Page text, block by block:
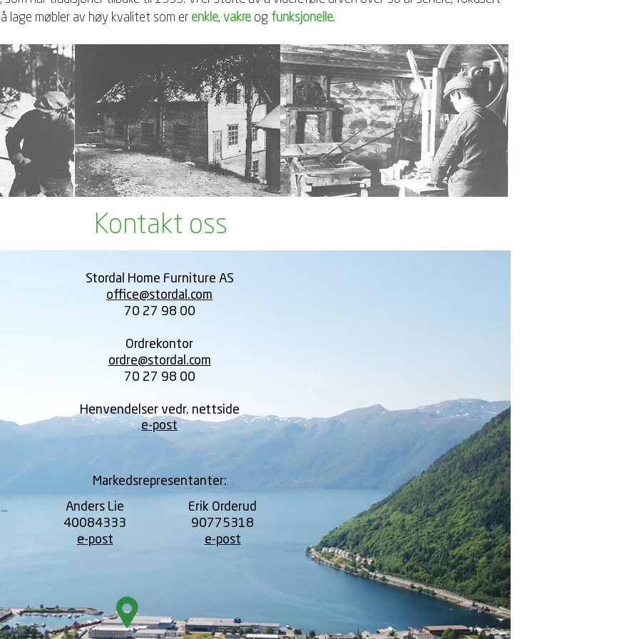
lage møbler av høy kvalitet som er enkle, vakreog funksjonelle.
Kontakt oss
Stordal Home Furniture AS
office@stordal.com
70 27 98 00
Ordrekontor
ordre@stordal.com
70 27 98 00
Henvendelser vedr. nettside
e-post
Anders Lie
40084333
e-post
Markedsrepresentanter:
Erik Orderud
90775318
e-post